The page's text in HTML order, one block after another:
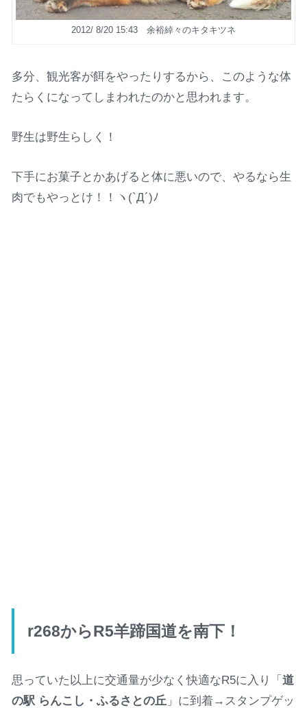
2012/ 8/20 15:43 余裕綽々のキタキツネ
多分、観光客が餌をやったりするから、このような体
たらくになってしまわれたのかと思われます。
野生は野生らしく！
下手にお菓子とかあげると体に悪いので、やるなら生
肉でもやっとけ！！ヽ(`Д´)ﾉ
r268からR5羊蹄国道を南下！
思っていた以上に交通量が少なく快適なR5に入り「道
の駅 らんこし・ふるさとの丘 」に到着→スタンプゲッ